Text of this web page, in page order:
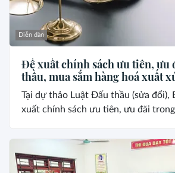
Diễn đàn
Đề xuất chính sách ưu tiên, ưu
thầu, mua sắm hàng hoá xuất
Tại dự thảo Luật Đấu thầu (sửa đổi),
xuất chính sách ưu tiên, ưu đãi